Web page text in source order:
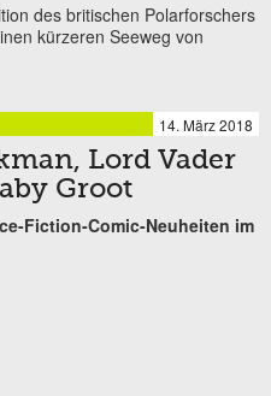
des britischen Polarforschers
kürzeren Seeweg von
14. März 2018
Lord Vader
Groot
Fiction-Comic-Neuheiten im